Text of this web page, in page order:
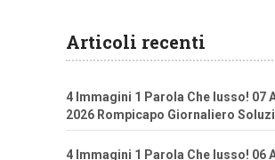
Articoli recenti
4 Immagini 1 Parola Che lusso! 07
2026 Rompicapo Giornaliero
4 Immagini 1 Parola Che lusso! 06